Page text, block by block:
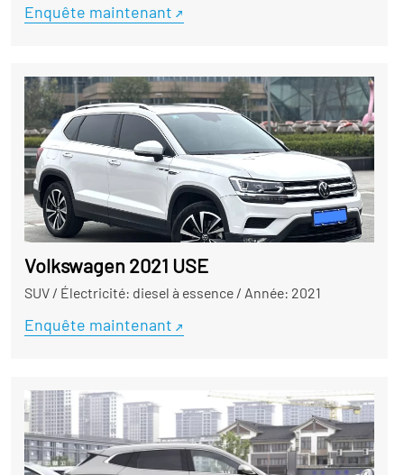
Enquête maintenant
Volkswagen 2021 USE
SUV/ Électricité: diesel à essence/ Année: 2021
Enquête maintenant